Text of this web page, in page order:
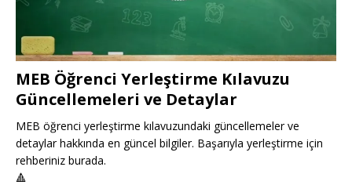
MEB Öğrenci Yerleştirme Kılavuzu
Güncellemeleri ve Detaylar
MEB öğrenci yerleştirme kılavuzundaki güncellemeler ve
detaylar hakkında en güncel bilgiler. Başarıyla yerleştirme için
rehberiniz burada.
🔺